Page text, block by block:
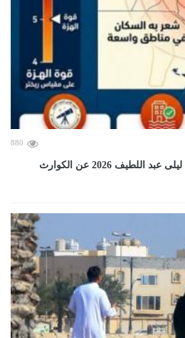
880
بعد زلزال مصر اليوم.. توقعات ليلى عبد اللطيف 2026 عن الكوارث